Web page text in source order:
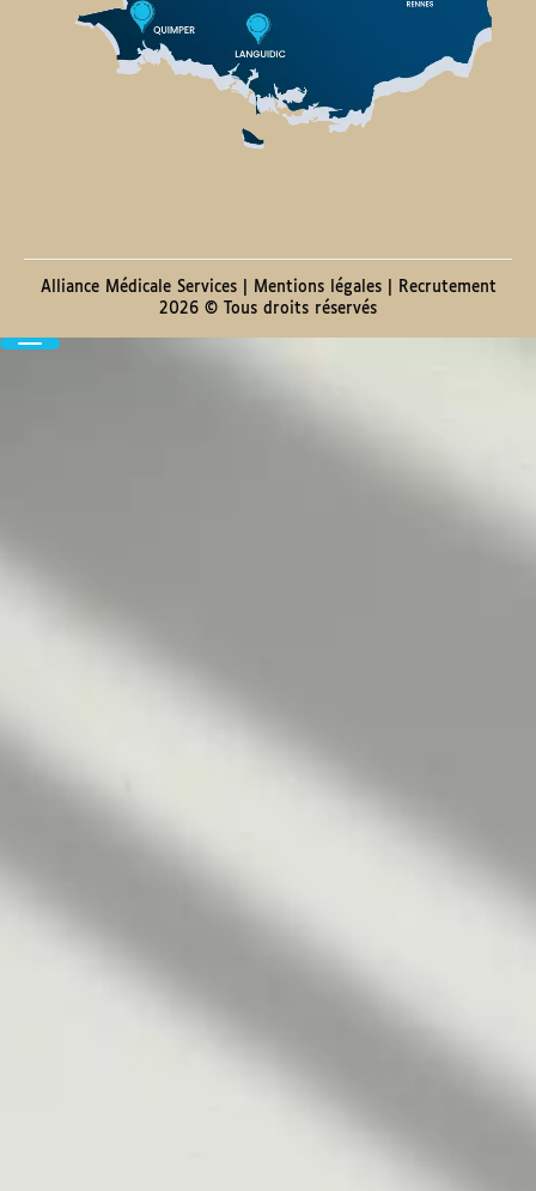
Alliance Médicale Services | Mentions légales|
Recrutement
2026 © Tous droits réservés